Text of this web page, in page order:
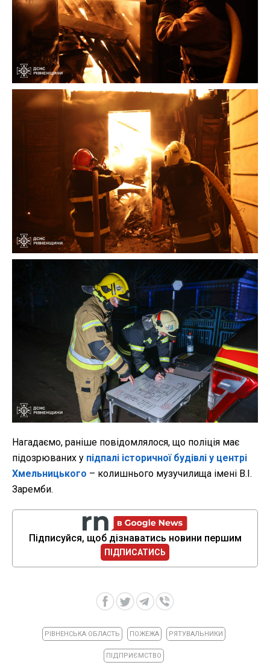
Нагадаємо, раніше повідомлялося, що поліція має
підозрюваних у підпалі історичної будівлі у центрі
Хмельницького – колишнього музучилища імені В.І.
Заремби.
Підписуйся, щоб дізнаватись новини першим
ПІДПИСАТИСЬ
РІВНЕНСЬКА ОБЛАСТЬ ПОЖЕЖА РЯТУВАЛЬНИКИ
ПІДПРИЄМСТВО